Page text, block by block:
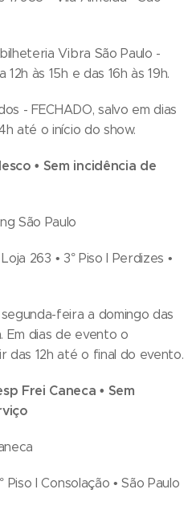
Vibra São Paulo -
às 15h e das 16h às 19h.
- FECHADO, salvo em dias
até o início do show.
• Sem incidência de
São Paulo
263 • 3° Piso I Perdizes •
feira a domingo das
Em dias de evento o
das 12h até o final do evento.
Frei Caneca • Sem
Piso I Consolação • São Paulo